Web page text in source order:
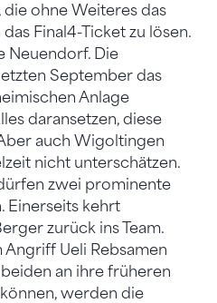
ohne Weiteres das
Final4-Ticket zu lösen.
Neuendorf. Die
September das
Anlage
daransetzen, diese
auch Wigoltingen
nicht unterschätzen.
zwei prominente
Einerseits kehrt
zurück ins Team.
Ueli Rebsamen
an ihre früheren
werden die